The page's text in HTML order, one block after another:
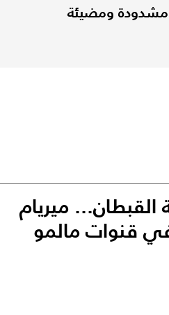
مشدودة ومضيئة
القبطان... ميريام
قنوات مالمو